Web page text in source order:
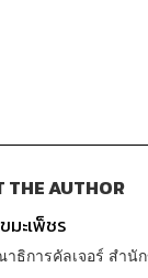
THE AUTHOR
มะเพ็ชร
ธิการคัลเจอร์ สำนั